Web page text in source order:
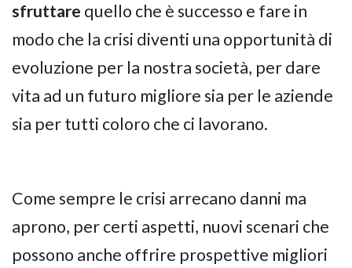
sfruttare quello che è successo e fare in
modo che la crisi diventi una opportunità di
evoluzione per la nostra società, per dare
vita ad un futuro migliore sia per le aziende
sia per tutti coloro che ci lavorano.
Come sempre le crisi arrecano danni ma
aprono, per certi aspetti, nuovi scenari che
possono anche offrire prospettive migliori